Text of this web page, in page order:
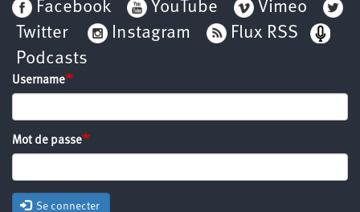
Facebook
YouTube
Vimeo
Twitter
Instagram
Flux RSS
Podcasts
Username
Mot de passe
Se connecter